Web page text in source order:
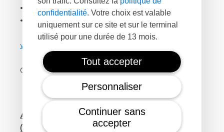
• Le 3DExperienceLab de Dassault systèmes
• L’EIC : European Innovation Council
www.xsun.fr
Contact :benjamin.david@xsun.fr
A propos de : Atlantique Vendée Innovation
(AVI), fonds d’investissement du Crédit Agricole
confidentialité. Votre choix est valable
uniquement sur ce site et sur le terminal
utilisé pour une durée de 13 mois.
Tout accepter
Personnaliser
Continuer sans
accepter